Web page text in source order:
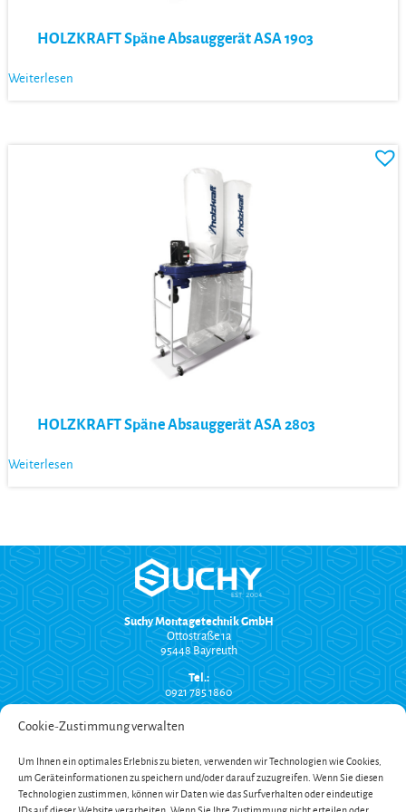
Cookie-Zustimmung verwalten
Um Ihnen ein optimales Erlebnis zu bieten, verwenden wir Technologien wie Cookies,
um Geräteinformationen zu speichern und/oder darauf zuzugreifen. Wenn Sie diesen
Technologien zustimmen, können wir Daten wie das Surfverhalten oder eindeutige
HOLZKRAFT Späne Absauggerät ASA 1903
Weiterlesen
HOLZKRAFT Späne Absauggerät ASA 2803
Weiterlesen
Suchy Montagetechnik GmbH
Ottostraße 1a
95448 Bayreuth
Tel.:
0921 785 1860
info@suchy-montagetechnik.de
Versand und Zahlung
AGB
Widerrufsbelehrung
Impressum